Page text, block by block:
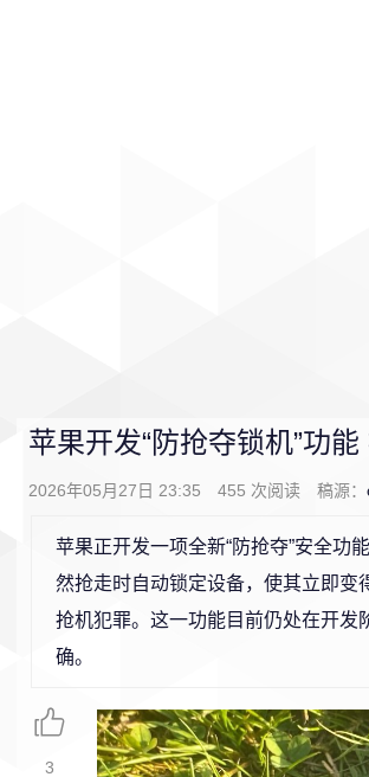
苹果开发“防抢夺锁机”功
2026年05月27日 23:35 455 次阅读 稿源：
苹果正开发一项全新“防抢夺”安全功
然抢走时自动锁定设备，使其立即变
抢机犯罪。这一功能目前仍处在开发
确。
3